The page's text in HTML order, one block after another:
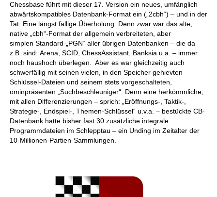
Chessbase führt mit dieser 17. Version ein neues, umfänglich
abwärtskompatibles Datenbank-Format ein („2cbh“) – und in der
Tat: Eine längst fällige Überholung. Denn zwar war das alte,
native „cbh“-Format der allgemein verbreiteten, aber
simplen Standard-„PGN“ aller übrigen Datenbanken – die da
z.B. sind: Arena, SCID, ChessAssistant, Banksia u.a. – immer
noch haushoch überlegen. Aber es war gleichzeitig auch
schwerfällig mit seinen vielen, in den Speicher gehievten
Schlüssel-Dateien und seinem stets vorgeschalteten,
ominpräsenten „Suchbeschleuniger“. Denn eine herkömmliche,
mit allen Differenzierungen – sprich: „Eröffnungs-, Taktik-,
Strategie-, Endspiel-, Themen-Schlüssel“ u.v.a. – bestückte CB-
Datenbank hatte bisher fast 30 zusätzliche integrale
Programmdateien im Schlepptau – ein Unding im Zeitalter der
10-Millionen-Partien-Sammlungen.